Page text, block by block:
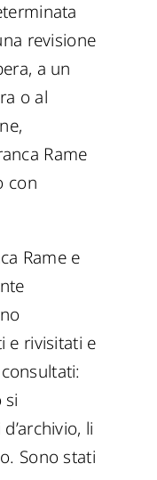
revisione
a un
o al
Rame
con
Rame e
e rivisitati e
si
li
Sono stati